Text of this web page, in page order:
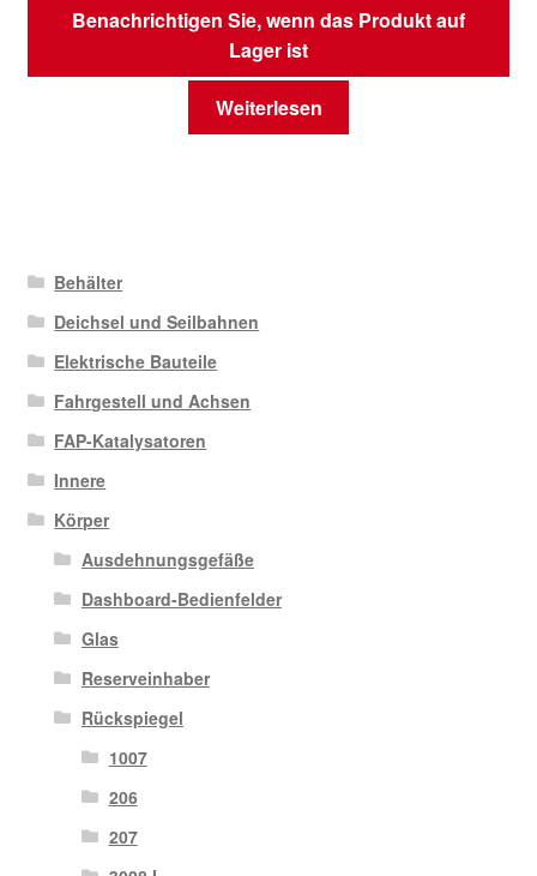
Benachrichtigen Sie, wenn das Produkt auf
Lager ist
Weiterlesen
Behälter
Deichsel und Seilbahnen
Elektrische Bauteile
Fahrgestell und Achsen
FAP-Katalysatoren
Innere
Körper
Ausdehnungsgefäße
Dashboard-Bedienfelder
Glas
Reserveinhaber
Rückspiegel
1007
206
207